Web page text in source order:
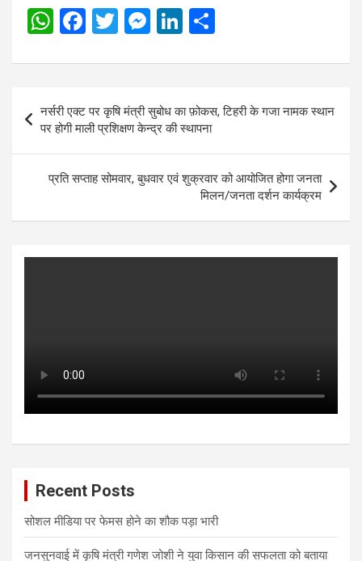
W
at
s
A
p
p
F
ce
o
o
k
T
tt
er
M
se
n
g
er
Li
ke
dI
n
ar
e
navigation
नर्सरी एक्ट पर कृषि मंत्री सुबोध का फ़ोकस, टिहरी के गजा नामक स्थान
पर होगी माली प्रशिक्षण केन्द्र की स्थापना
प्रति सप्ताह सोमवार, बुधवार एवं शुक्रवार को आयोजित होगा जनता
मिलन/जनता दर्शन कार्यक्रम
Recent Posts
सोशल मीडिया पर फेमस होने का शौक पड़ा भारी
जनसुनवाई में कृषि मंत्री गणेश जोशी ने युवा किसान की सफलता को बताया